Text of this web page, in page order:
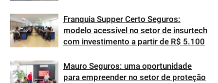
Franquia Supper Certo Seguros:
modelo acessível no setor de insurtech
com investimento a partir de R$ 5.100
Mauro Seguros: uma oportunidade
para empreender no setor de proteção